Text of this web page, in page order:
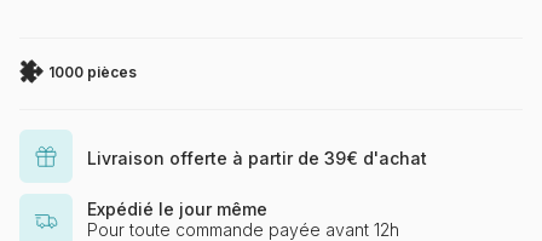
1000 pièces
Livraison offerte à partir de 39€ d'achat
Expédié le jour même
Pour toute commande payée avant 12h